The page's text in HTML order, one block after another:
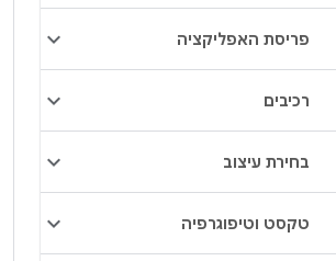
פריסת האפליקציה
רכיבים
בחירת עיצוב
טקסט וטיפוגרפיה